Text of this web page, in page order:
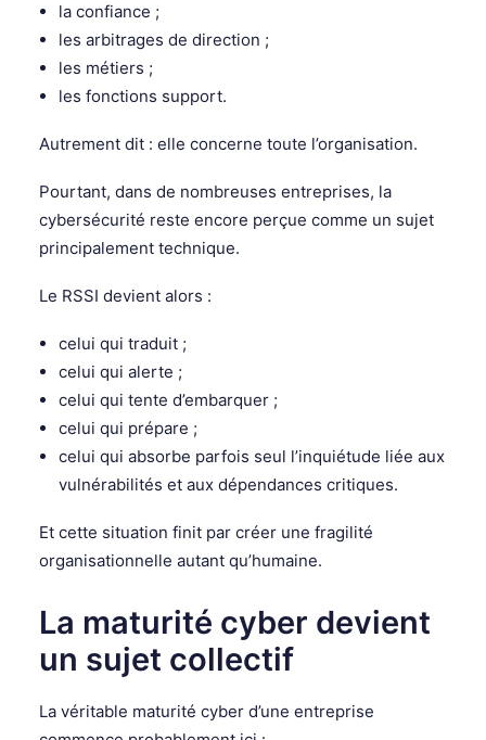
la confiance ;
les arbitrages de direction ;
les métiers ;
les fonctions support.
Autrement dit : elle concerne toute l’organisation.
Pourtant, dans de nombreuses entreprises, la
cybersécurité reste encore perçue comme un sujet
principalement technique.
Le RSSI devient alors :
celui qui traduit ;
celui qui alerte ;
celui qui tente d’embarquer ;
celui qui prépare ;
celui qui absorbe parfois seul l’inquiétude liée aux
vulnérabilités et aux dépendances critiques.
Et cette situation finit par créer une fragilité
organisationnelle autant qu’humaine.
La maturité cyber devient
un sujet collectif
La véritable maturité cyber d’une entreprise